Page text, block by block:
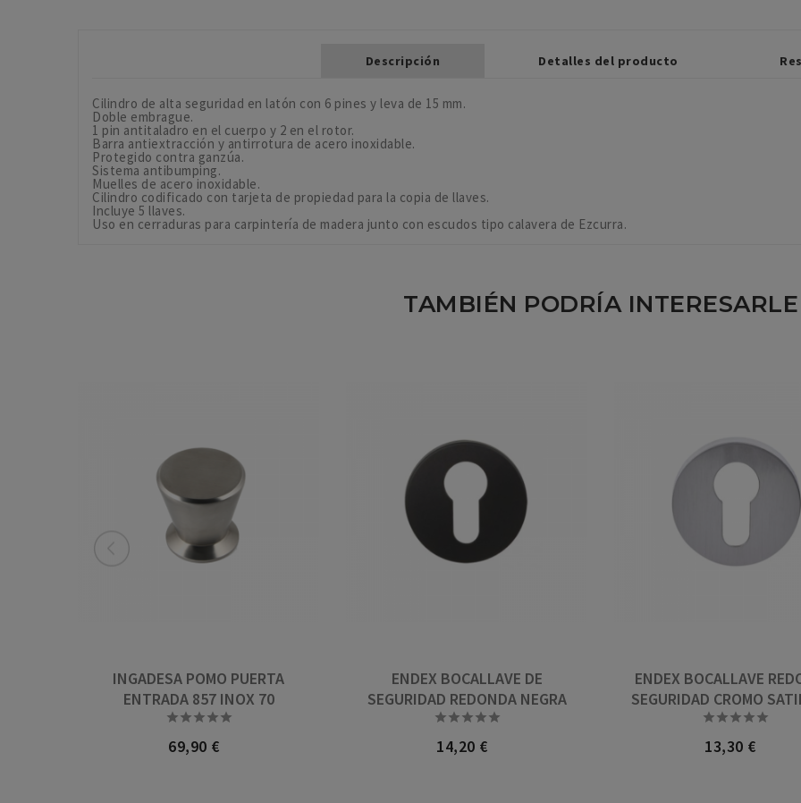
Descripción Detalles del producto
Cilindro de alta seguridad en latón con 6 pines y leva de 15 mm.
Doble embrague.
1 pin antitaladro en el cuerpo y 2 en el rotor.
Barra antiextracción y antirrotura de acero inoxidable.
Protegido contra ganzúa.
Sistema antibumping.
Muelles de acero inoxidable.
Cilindro codificado con tarjeta de propiedad para la copia de llaves.
Incluye 5 llaves.
Uso en cerraduras para carpintería de madera junto con escudos tipo calavera de Ezcurra.
TAMBIÉN PODRÍA INTERESARLE
INGADESA POMO PUERTA
ENTRADA 857 INOX 70

Precio
69,90 €
ENDEX BOCALLAVE DE
SEGURIDAD REDONDA NEGRA

Precio
14,20 €
ENDEX BOCALLAVE
SEGURIDAD CROMO

Precio
13,30 €